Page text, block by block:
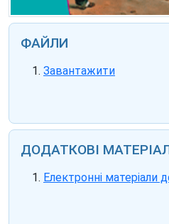
ФАЙЛИ
Завантажити
ДОДАТКОВІ
Електронні матеріали